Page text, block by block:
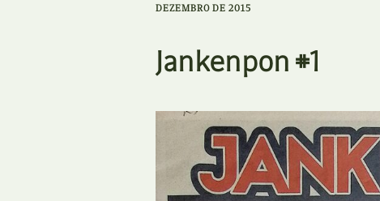
Ficha Técnica e Apoios
DEZEMBRO DE 2015
Jankenpon #1